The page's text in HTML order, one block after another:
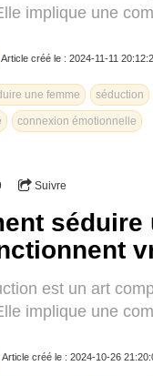
implique une
Article créé le : 2024-11-11
une femme séduction
connexion émotionnelle
Suivre
est un art
implique une
Article créé le : 2024-10-26